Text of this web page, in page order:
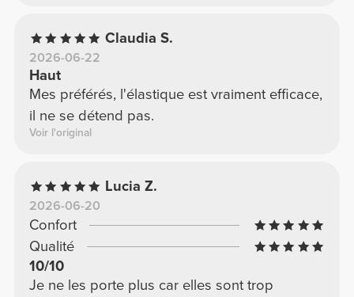
Claudia S.
2026-06-22
Haut
Mes préférés, l'élastique est vraiment efficace,
il ne se détend pas.
Voir l'original
Lucia Z.
2026-06-20
Confort
Qualité
10/10
Je ne les porte plus car elles sont trop